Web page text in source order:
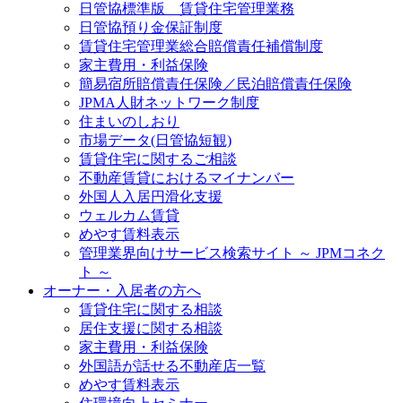
日管協標準版 賃貸住宅管理業務
日管協預り金保証制度
賃貸住宅管理業総合賠償責任補償制度
家主費用・利益保険
簡易宿所賠償責任保険／民泊賠償責任保険
JPMA人財ネットワーク制度
住まいのしおり
市場データ(日管協短観)
賃貸住宅に関するご相談
不動産賃貸におけるマイナンバー
外国人入居円滑化支援
ウェルカム賃貸
めやす賃料表示
管理業界向けサービス検索サイト ～ JPMコネク
ト ～
オーナー・入居者の方へ
賃貸住宅に関する相談
居住支援に関する相談
家主費用・利益保険
外国語が話せる不動産店一覧
めやす賃料表示